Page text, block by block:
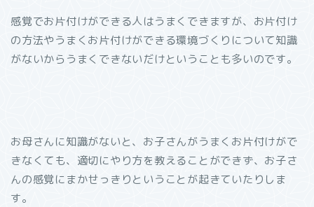
感覚でお片付けができる人はうまくできますが、お片付け
の方法やうまくお片付けができる環境づくりについて知識
がないからうまくできないだけということも多いのです。
お母さんに知識がないと、お子さんがうまくお片付けがで
きなくても、適切にやり方を教えることができず、お子さ
んの感覚にまかせっきりということが起きていたりしま
す。